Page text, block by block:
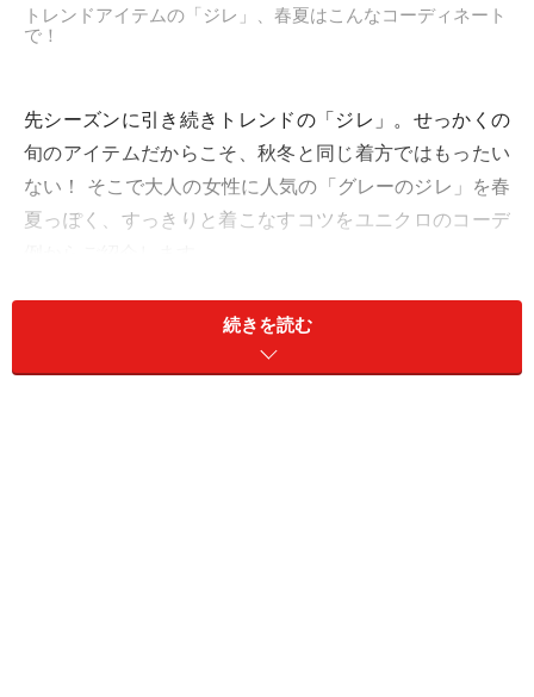
トレンドアイテムの「ジレ」、春夏はこんなコーディネート
で！
先シーズンに引き続きトレンドの「ジレ」。せっかくの
旬のアイテムだからこそ、秋冬と同じ着方ではもったい
ない！ そこで大人の女性に人気の「グレーのジレ」を春
夏っぽく、すっきりと着こなすコツをユニクロのコーデ
1. ブルーのシャツに重ねて清潔感のあるカ
ジュアルコーデに
続きを読む